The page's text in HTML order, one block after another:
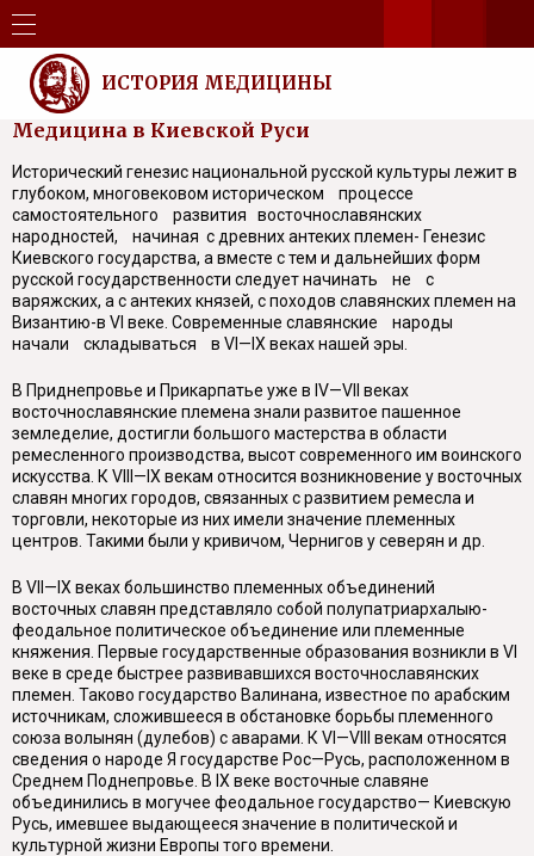
ИСТОРИЯ МЕДИЦИНЫ
Медицина в Киевской Руси
Исторический генезис национальной русской культуры лежит в
глубоком, многовековом историческом процессе
самостоятельного развития восточнославянских
народностей, начиная с древних антеких племен- Генезис
Киевского государства, а вместе с тем и дальнейших форм
русской государственности следует начинать не с
варяжских, а с антеких князей, с походов славянских племен на
Византию-в VI веке. Современные славянские народы
начали складываться в VI—IX веках нашей эры.
В Приднепровье и Прикарпатье уже в IV—VII веках
восточнославянские племена знали развитое пашенное
земледелие, достигли большого мастерства в области
ремесленного производства, высот современного им воинского
искусства. К VIII—IX векам относится возникновение у восточных
славян многих городов, связанных с развитием ремесла и
торговли, некоторые из них имели значение племенных
центров. Такими были у кривичом, Чернигов у северян и др.
В VII—IX веках большинство племенных объединений
восточных славян представляло собой полупатриархалыю-
феодальное политическое объединение или племенные
княжения. Первые государственные образования возникли в VI
веке в среде быстрее развивавшихся восточнославянских
племен. Таково государство Валинана, известное по арабским
источникам, сложившееся в обстановке борьбы племенного
союза волынян (дулебов) с аварами. К VI—VIII векам относятся
сведения о народе Я государстве Рос—Русь, расположенном в
Среднем Поднепровье. В IX веке восточные славяне
объединились в могучее феодальное государство— Киевскую
Русь, имевшее выдающееся значение в политической и
культурной жизни Европы того времени.